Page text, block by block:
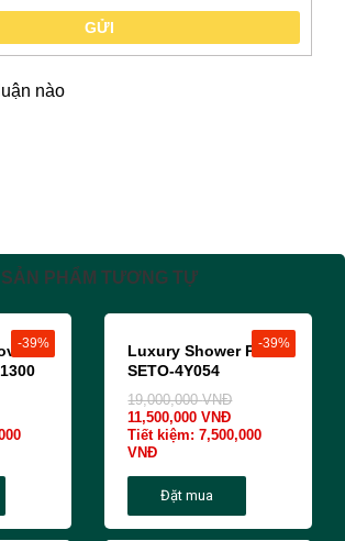
GỬI
nào
SẢN PHẨM TƯƠNG TỰ
-39% -39%
Luxury Shower Panel
SETO-4Y054
19,000,000VNĐ
11,500,000VNĐ
Tiết kiệm:7,500,000
VNĐ
Đặt mua